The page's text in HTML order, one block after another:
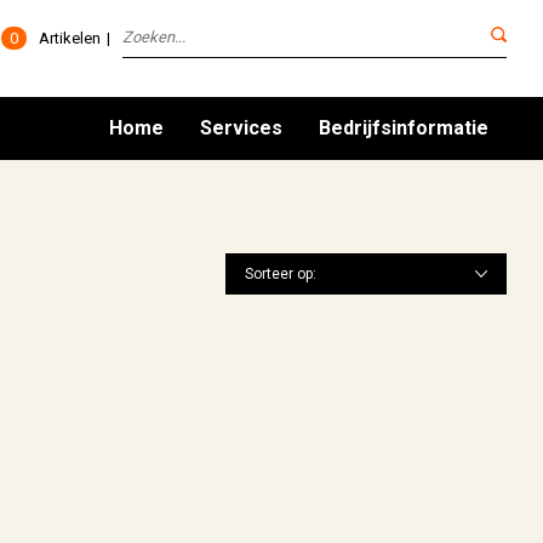
0 Artikelen
Home Services Bedrijfsinformatie
Sorteer op: